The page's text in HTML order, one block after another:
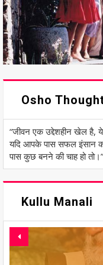
Osho
“जीवन एक उद्देशहीन खेल है,
यदि आपके पास सफल इंसान
पास कुछ बनने की चाह हो
Kullu Manali